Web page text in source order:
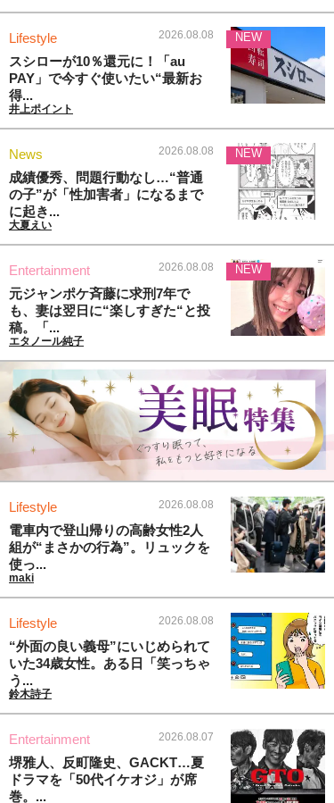
Lifestyle 2026.08.08
スシローが10％還元に！「au
PAY」で今すぐ使いたい“最新お
得...
井上ポイント
NEW
News 2026.08.08
成績優秀、問題行動なし…“普通
の子”が「性加害者」になるまで
に起き...
大夏えい
NEW
Entertainment 2026.08.08
元ジャンポケ斉藤に求刑7年で
も、妻は翌日に“楽しすぎた“と投
稿。「...
エタノール純子
NEW
Lifestyle 2026.08.08
電車内で登山帰りの高齢女性2人
組が“まさかの行為”。リュックを
使っ...
maki
Lifestyle 2026.08.08
“外面の良い義母”にいじめられて
いた34歳女性。ある日「笑っちゃ
う...
鈴木詩子
Entertainment 2026.08.07
堺雅人、反町隆史、GACKT…夏
ドラマを「50代イケオジ」が席
巻。...